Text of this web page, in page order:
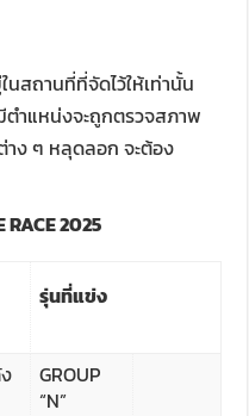
สถานที่ที่จัดไว้ให้เท่านั้น
ำแหน่งจะถูกตรวจสภาพ
ง ๆ หลุดลอก จะต้อง
RACE 2025
รุ่นที่แข่ง
GROUP
“N”